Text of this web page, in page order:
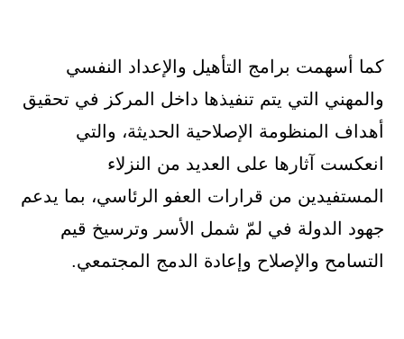
كما أسهمت برامج التأهيل والإعداد النفسي
والمهني التي يتم تنفيذها داخل المركز في تحقيق
أهداف المنظومة الإصلاحية الحديثة، والتي
انعكست آثارها على العديد من النزلاء
المستفيدين من قرارات العفو الرئاسي، بما يدعم
جهود الدولة في لمّ شمل الأسر وترسيخ قيم
التسامح والإصلاح وإعادة الدمج المجتمعي.